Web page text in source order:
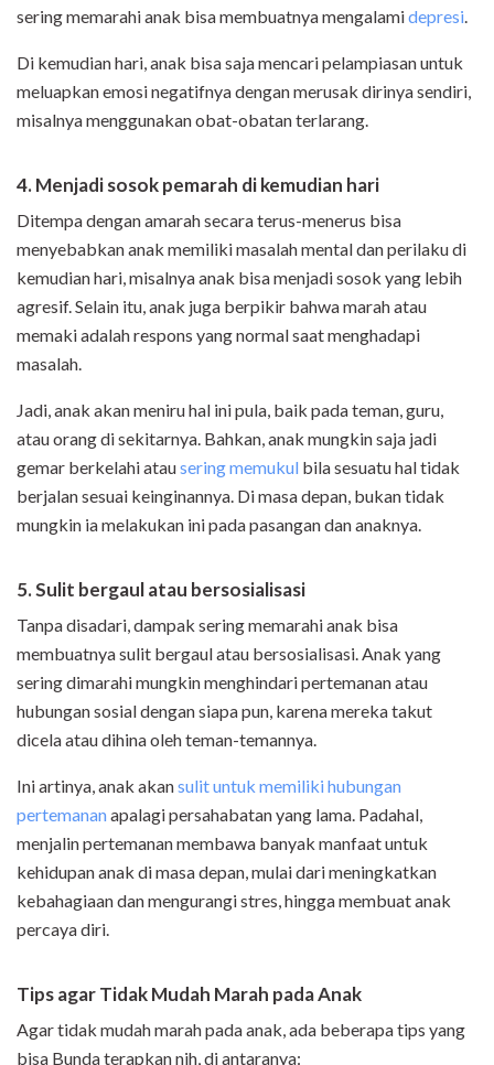
sering memarahi anak bisa membuatnya mengalamidepresi.
Di kemudian hari, anak bisa saja mencari pelampiasan untuk
meluapkan emosi negatifnya dengan merusak dirinya sendiri,
misalnya menggunakan obat-obatan terlarang.
4. Menjadi sosok pemarah di kemudian hari
Ditempa dengan amarah secara terus-menerus bisa
menyebabkan anak memiliki masalah mental dan perilaku di
kemudian hari, misalnya anak bisa menjadi sosok yang lebih
agresif. Selain itu, anak juga berpikir bahwa marah atau
memaki adalah respons yang normal saat menghadapi
masalah.
Jadi, anak akan meniru hal ini pula, baik pada teman, guru,
atau orang di sekitarnya. Bahkan, anak mungkin saja jadi
gemar berkelahi atausering memukul bila sesuatu hal tidak
berjalan sesuai keinginannya. Di masa depan, bukan tidak
mungkin ia melakukan ini pada pasangan dan anaknya.
5. Sulit bergaul atau bersosialisasi
Tanpa disadari, dampak sering memarahi anak bisa
membuatnya sulit bergaul atau bersosialisasi. Anak yang
sering dimarahi mungkin menghindari pertemanan atau
hubungan sosial dengan siapa pun, karena mereka takut
dicela atau dihina oleh teman-temannya.
Ini artinya, anak akansulit untuk memiliki hubungan
pertemananapalagi persahabatan yang lama. Padahal,
menjalin pertemanan membawa banyak manfaat untuk
kehidupan anak di masa depan, mulai dari meningkatkan
kebahagiaan dan mengurangi stres, hingga membuat anak
percaya diri.
Tips agar Tidak Mudah Marah pada Anak
Agar tidak mudah marah pada anak, ada beberapa tips yang
bisa Bunda terapkan nih, di antaranya: